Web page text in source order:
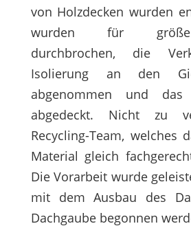
von Holzdecken wurden
wurden für
durchbrochen, die
Isolierung an den
abgenommen und
abgedeckt. Nicht zu
Recycling-Team, welches
Material gleich
Die Vorarbeit wurde
mit dem Ausbau des
Dachgaube begonnen